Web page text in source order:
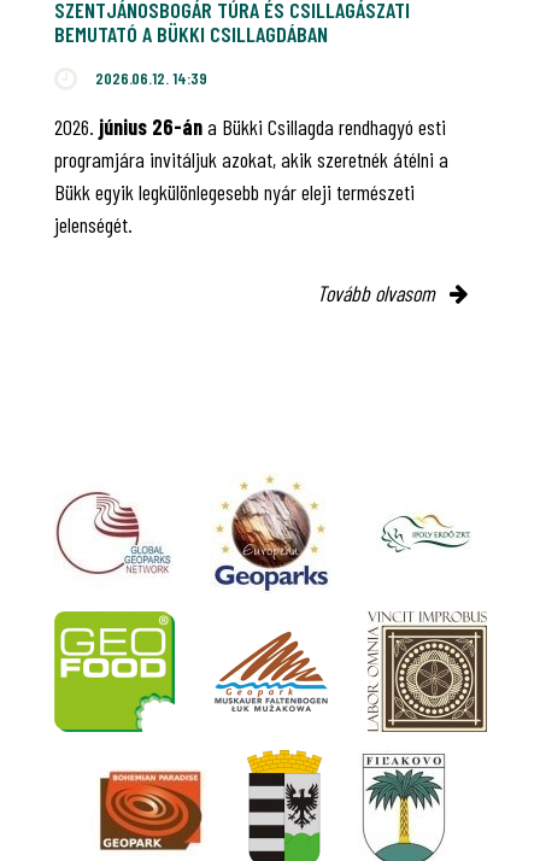
SZENTJÁNOSBOGÁR TÚRA ÉS CSILLAGÁSZATI
BEMUTATÓ A BÜKKI CSILLAGDÁBAN
2026.06.12. 14:39
2026. június 26-ána Bükki Csillagda rendhagyó esti
programjára invitáljuk azokat, akik szeretnék átélni a
Bükk egyik legkülönlegesebb nyár eleji természeti
jelenségét.
Tovább olvasom